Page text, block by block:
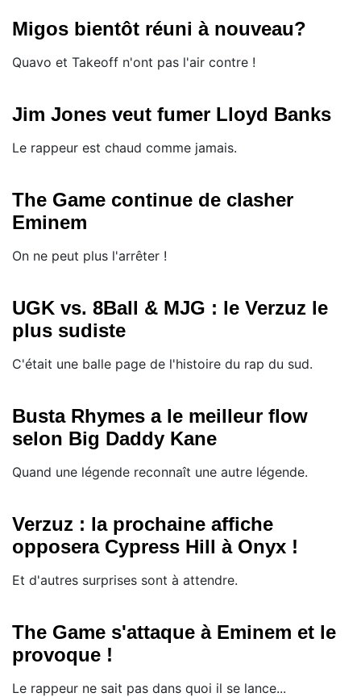
Migos bientôt réuni à nouveau?
Quavo et Takeoff n'ont pas l'air contre !
Jim Jones veut fumer Lloyd Banks
Le rappeur est chaud comme jamais.
The Game continue de clasher
Eminem
On ne peut plus l'arrêter !
UGK vs. 8Ball & MJG : le Verzuz le
plus sudiste
C'était une balle page de l'histoire du rap du sud.
Busta Rhymes a le meilleur flow
selon Big Daddy Kane
Quand une légende reconnaît une autre légende.
Verzuz : la prochaine affiche
opposera Cypress Hill à Onyx !
Et d'autres surprises sont à attendre.
The Game s'attaque à Eminem et le
provoque !
Le rappeur ne sait pas dans quoi il se lance...